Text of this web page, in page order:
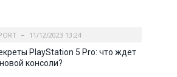
11/12/2023 13:24
PlayStation 5 Pro: что ждет
консоли?